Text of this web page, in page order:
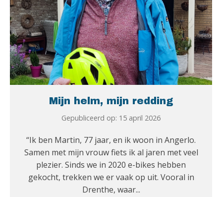
Mijn helm, mijn redding
Gepubliceerd op: 15 april 2026
“Ik ben Martin, 77 jaar, en ik woon in Angerlo.
Samen met mijn vrouw fiets ik al jaren met veel
plezier. Sinds we in 2020 e-bikes hebben
gekocht, trekken we er vaak op uit. Vooral in
Drenthe, waar...